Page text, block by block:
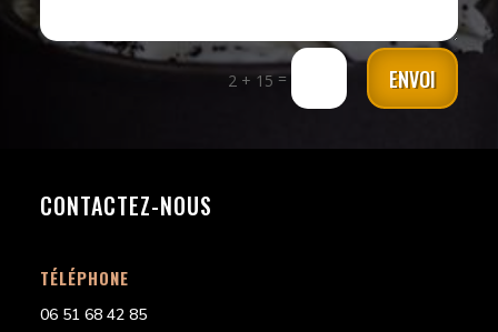
2 + 15= ENVOI
CONTACTEZ-NOUS
TÉLÉPHONE
06 51 68 42 85